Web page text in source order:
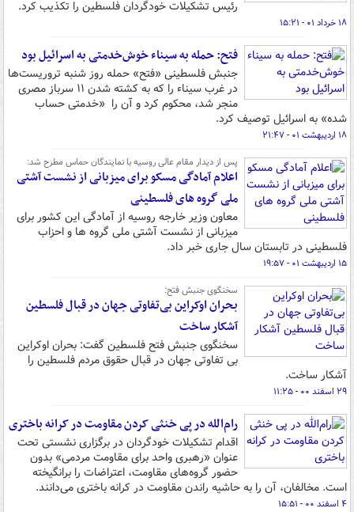
رئیس تشکیلات خودگردان فلسطین را تکذیب کرد.
۱۸ خرداد ۰۱ - ۱۵:۲۱
فتح: حمله به سیناء خوش‌خدمتی به اسرائیل بود
جنبش فلسطینی «فتح» حمله روز شنبه تروریست‌ها
در غرب سیناء را که به کشته شدن ۱۱ سرباز مصری
منجر شد، محکوم کرد و آن را ‌ «خدمتی حساب
شده» به اسرائیل توصیف کرد.
۱۸ اردیبهشت ۰۱ - ۲۱:۴۷
پس از دیدار مقام عالی روسیه با نمایندگان حماس مطرح شد:
اعلام آمادگی مسکو برای میزبانی از نشست آشتی
ملی گروه های فلسطینی
معاون وزیر خارجه روسیه از آمادگی این کشور برای
میزبانی از نشست آشتی ملی گروه ها و احزاب
فلسطینی در تابستان سال جاری خبر داد.
۱۵ اردیبهشت ۰۱ - ۱۹:۵۷
سخنگوی جنبش فتح:
بحران اوکراین بی‌تفاوتی جهان در قبال فلسطین
آشکار ساخت
سخنگوی جنبش فتح فلسطین گفت: بحران اوکراین
بی تفاوتی جهان در قبال حقوق مردم فلسطین را
آشکار ساخت.
۲۹ اسفند ۰۰ - ۱۱:۲۵
رام‌الله در پی خنثی کردن مقاومت در کرانه باختری
اقدام تشکیلات خودگردان در برگزاری نشستی تحت
عنوان «رهبری واحد برای مقاومت مردمی» بدون
حضور گروه‌های مقاومت، اعتراضات را برانگیخته
است. مخالفان، آن را به حاشیه راندن مقاومت در کرانه باختری می‌دانند.
۴ اسفند ۰۰ - ۱۵:۵۱